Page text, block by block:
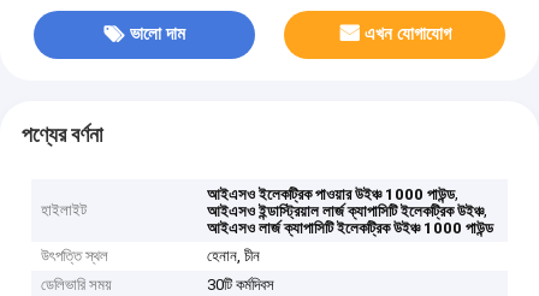
ভালো দাম এখন যোগাযোগ
পণ্যের বর্ণনা
হাইলাইট
আইএসও ইলেকট্রিক পাওয়ার উইঞ্চ 1000 পাউন্ড,
আইএসও ইন্ডাস্ট্রিয়াল লার্জ ক্যাপাসিটি ইলেকট্রিক উইঞ্চ,
আইএসও লার্জ ক্যাপাসিটি ইলেকট্রিক উইঞ্চ 1000 পাউন্ড
উৎপত্তি স্থল
হেনান, চীন
ডেলিভারি সময়
30টি কর্মদিবস